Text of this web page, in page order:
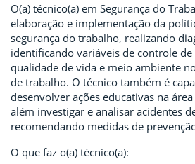
O(a) técnico(a) em Segurança do
elaboração e implementação da
segurança do trabalho, realizando
identificando variáveis de controle de
qualidade de vida e meio ambiente
de trabalho. O técnico também é
desenvolver ações educativas na
além investigar e analisar acidentes
recomendando medidas de
O que faz o(a) técnico(a):